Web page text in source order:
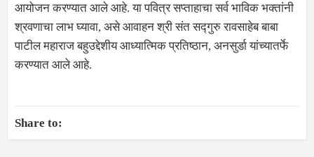
आयोजन करण्यात आले आहे. या पवित्र सप्ताहाचा सर्व भाविक भक्तांनी
श्रवणाचा लाभ घ्यावा, असे आवाहन श्री संत सद्गुरु रावसाहेब बाबा
पाटील महाराज बहुउद्देशीय आध्यात्मिक प्रतिष्ठान, अनसुर्डा यांच्यातर्फे
करण्यात आले आहे.
Share to: